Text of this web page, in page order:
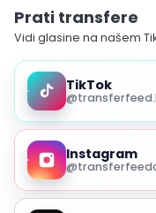
Prati transfere
Vidi glasine na našem
TikTok
Instagram